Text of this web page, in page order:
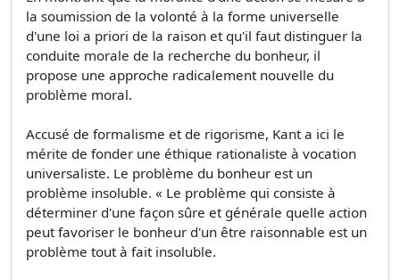
la soumission de la volonté à la forme universelle
d'une loi a priori de la raison et qu'il faut distinguer la
conduite morale de la recherche du bonheur, il
propose une approche radicalement nouvelle du
problème moral.
Accusé de formalisme et de rigorisme, Kant a ici le
mérite de fonder une éthique rationaliste à vocation
universaliste. Le problème du bonheur est un
problème insoluble. « Le problème qui consiste à
déterminer d'une façon sûre et générale quelle action
peut favoriser le bonheur d'un être raisonnable est un
problème tout à fait insoluble.